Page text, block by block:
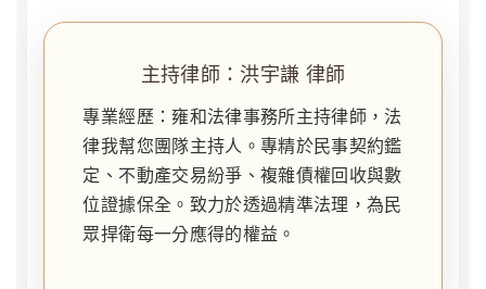
主持律師：洪宇謙 律師
專業經歷：雍和法律事務所主持律師，法
律我幫您團隊主持人。專精於民事契約鑑
定、不動產交易紛爭、複雜債權回收與數
位證據保全。致力於透過精準法理，為民
眾捍衛每一分應得的權益。